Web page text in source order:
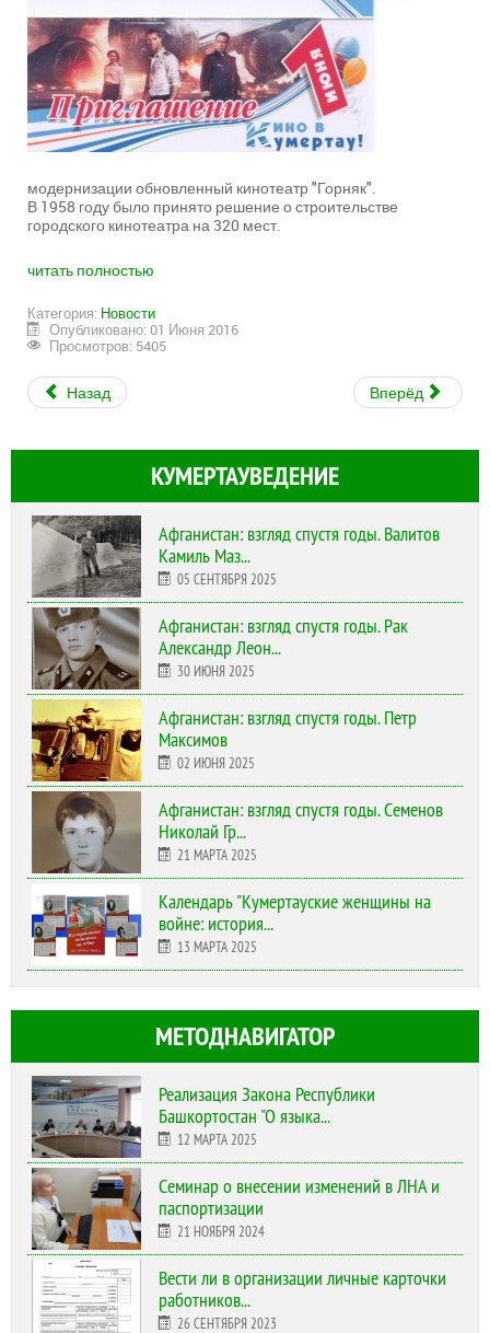
модернизации обновленный кинотеатр "Горняк".
В 1958 году было принято решение о строительстве
городского кинотеатра на 320 мест.
читать полностью
Категория: Новости
Опубликовано: 01 Июня 2016
Просмотров: 5405
Назад Вперёд
КУМЕРТАУВЕДЕНИЕ
Афганистан: взгляд спустя годы. Валитов
Камиль Маз...
05 СЕНТЯБРЯ 2025
Афганистан: взгляд спустя годы. Рак
Александр Леон...
30 ИЮНЯ 2025
Афганистан: взгляд спустя годы. Петр
Максимов
02 ИЮНЯ 2025
Афганистан: взгляд спустя годы. Семенов
Николай Гр...
21 МАРТА 2025
Календарь "Кумертауские женщины на
войне: история...
13 МАРТА 2025
МЕТОДНАВИГАТОР
Реализация Закона Республики
Башкортостан "О языка...
12 МАРТА 2025
Cеминар о внесении изменений в ЛНА и
паспортизации
21 НОЯБРЯ 2024
Вести ли в организации личные карточки
работников...
26 СЕНТЯБРЯ 2023